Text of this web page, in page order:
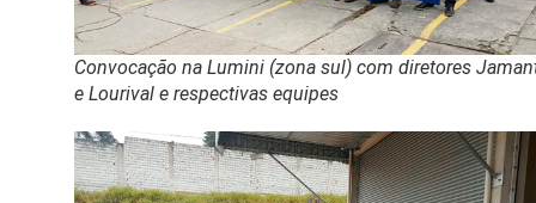
Convocação na Lumini (zona sul) com diretores
e Lourival e respectivas equipes